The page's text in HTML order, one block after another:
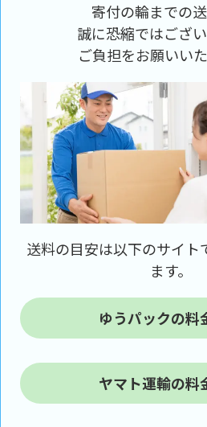
寄付の輪までの送
誠に恐縮ではござい
ご負担をお願いいた
送料の目安は以下のサイト
ます。
ゆうパックの料
ヤマト運輸の料